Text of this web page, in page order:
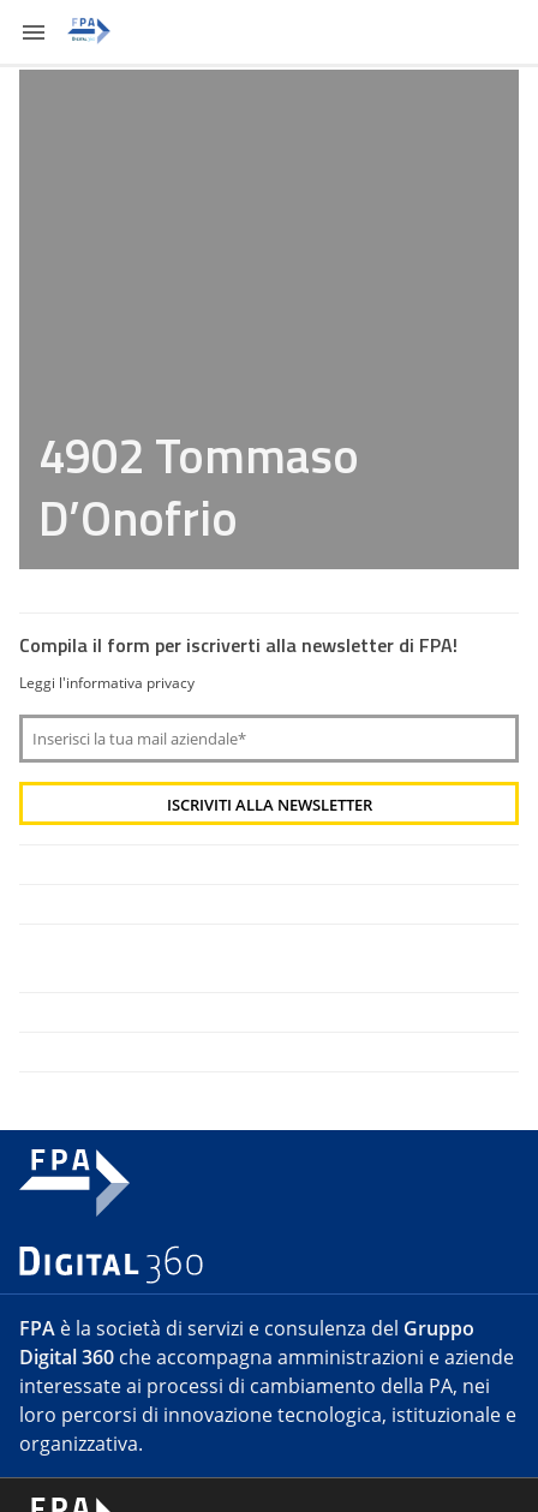
4902 Tommaso
D’Onofrio
Compila il form per iscriverti alla newsletter di FPA!
Leggi l'informativa privacy
FPA è la società di servizi e consulenza del Gruppo
Digital 360 che accompagna amministrazioni e aziende
interessate ai processi di cambiamento della PA, nei
loro percorsi di innovazione tecnologica, istituzionale e
organizzativa.